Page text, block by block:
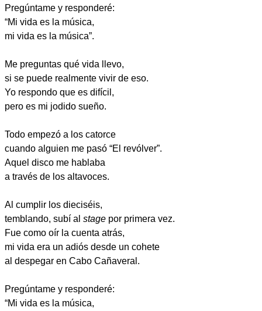
Pregúntame y responderé:
“Mi vida es la música,
mi vida es la música”.
Me preguntas qué vida llevo,
si se puede realmente vivir de eso.
Yo respondo que es difícil,
pero es mi jodido sueño.
Todo empezó a los catorce
cuando alguien me pasó “El revólver”.
Aquel disco me hablaba
a través de los altavoces.
Al cumplir los dieciséis,
temblando, subí al stage por primera vez.
Fue como oír la cuenta atrás,
mi vida era un adiós desde un cohete
al despegar en Cabo Cañaveral.
Pregúntame y responderé:
“Mi vida es la música,